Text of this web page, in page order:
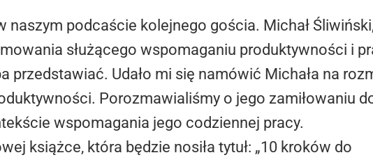
naszym podcaście kolejnego gościa. Michał
służącego wspomaganiu produktywności i
przedstawiać. Udało mi się namówić Michała na
Porozmawialiśmy o jego zamiłowaniu
wspomagania jego codziennej pracy.
książce, która będzie nosiła tytuł: „10 kroków do